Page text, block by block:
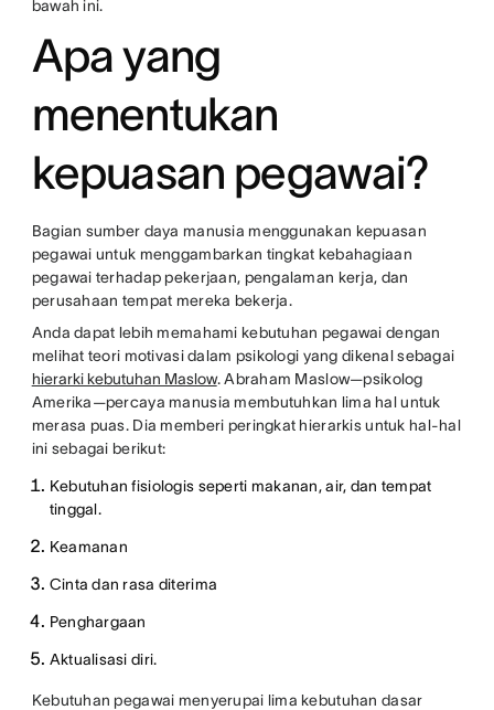
bawah ini.
Apa yang
menentukan
kepuasan pegawai?
Bagian sumber daya manusia menggunakan kepuasan
pegawai untuk menggambarkan tingkat kebahagiaan
pegawai terhadap pekerjaan, pengalaman kerja, dan
perusahaan tempat mereka bekerja.
Anda dapat lebih memahami kebutuhan pegawai dengan
melihat teori motivasi dalam psikologi yang dikenal sebagai
hierarki kebutuhan Maslow. Abraham Maslow—psikolog
Amerika—percaya manusia membutuhkan lima hal untuk
merasa puas. Dia memberi peringkat hierarkis untuk hal-hal
ini sebagai berikut:
Kebutuhan fisiologis seperti makanan, air, dan tempat
tinggal.
Keamanan
Cinta dan rasa diterima
Penghargaan
Aktualisasi diri.
Kebutuhan pegawai menyerupai lima kebutuhan dasar